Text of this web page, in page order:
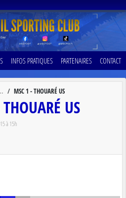
INFOS PRATIQUES PARTENAIRES CONTACT
MSC 1 - THOUARÉ US
US
à 15h